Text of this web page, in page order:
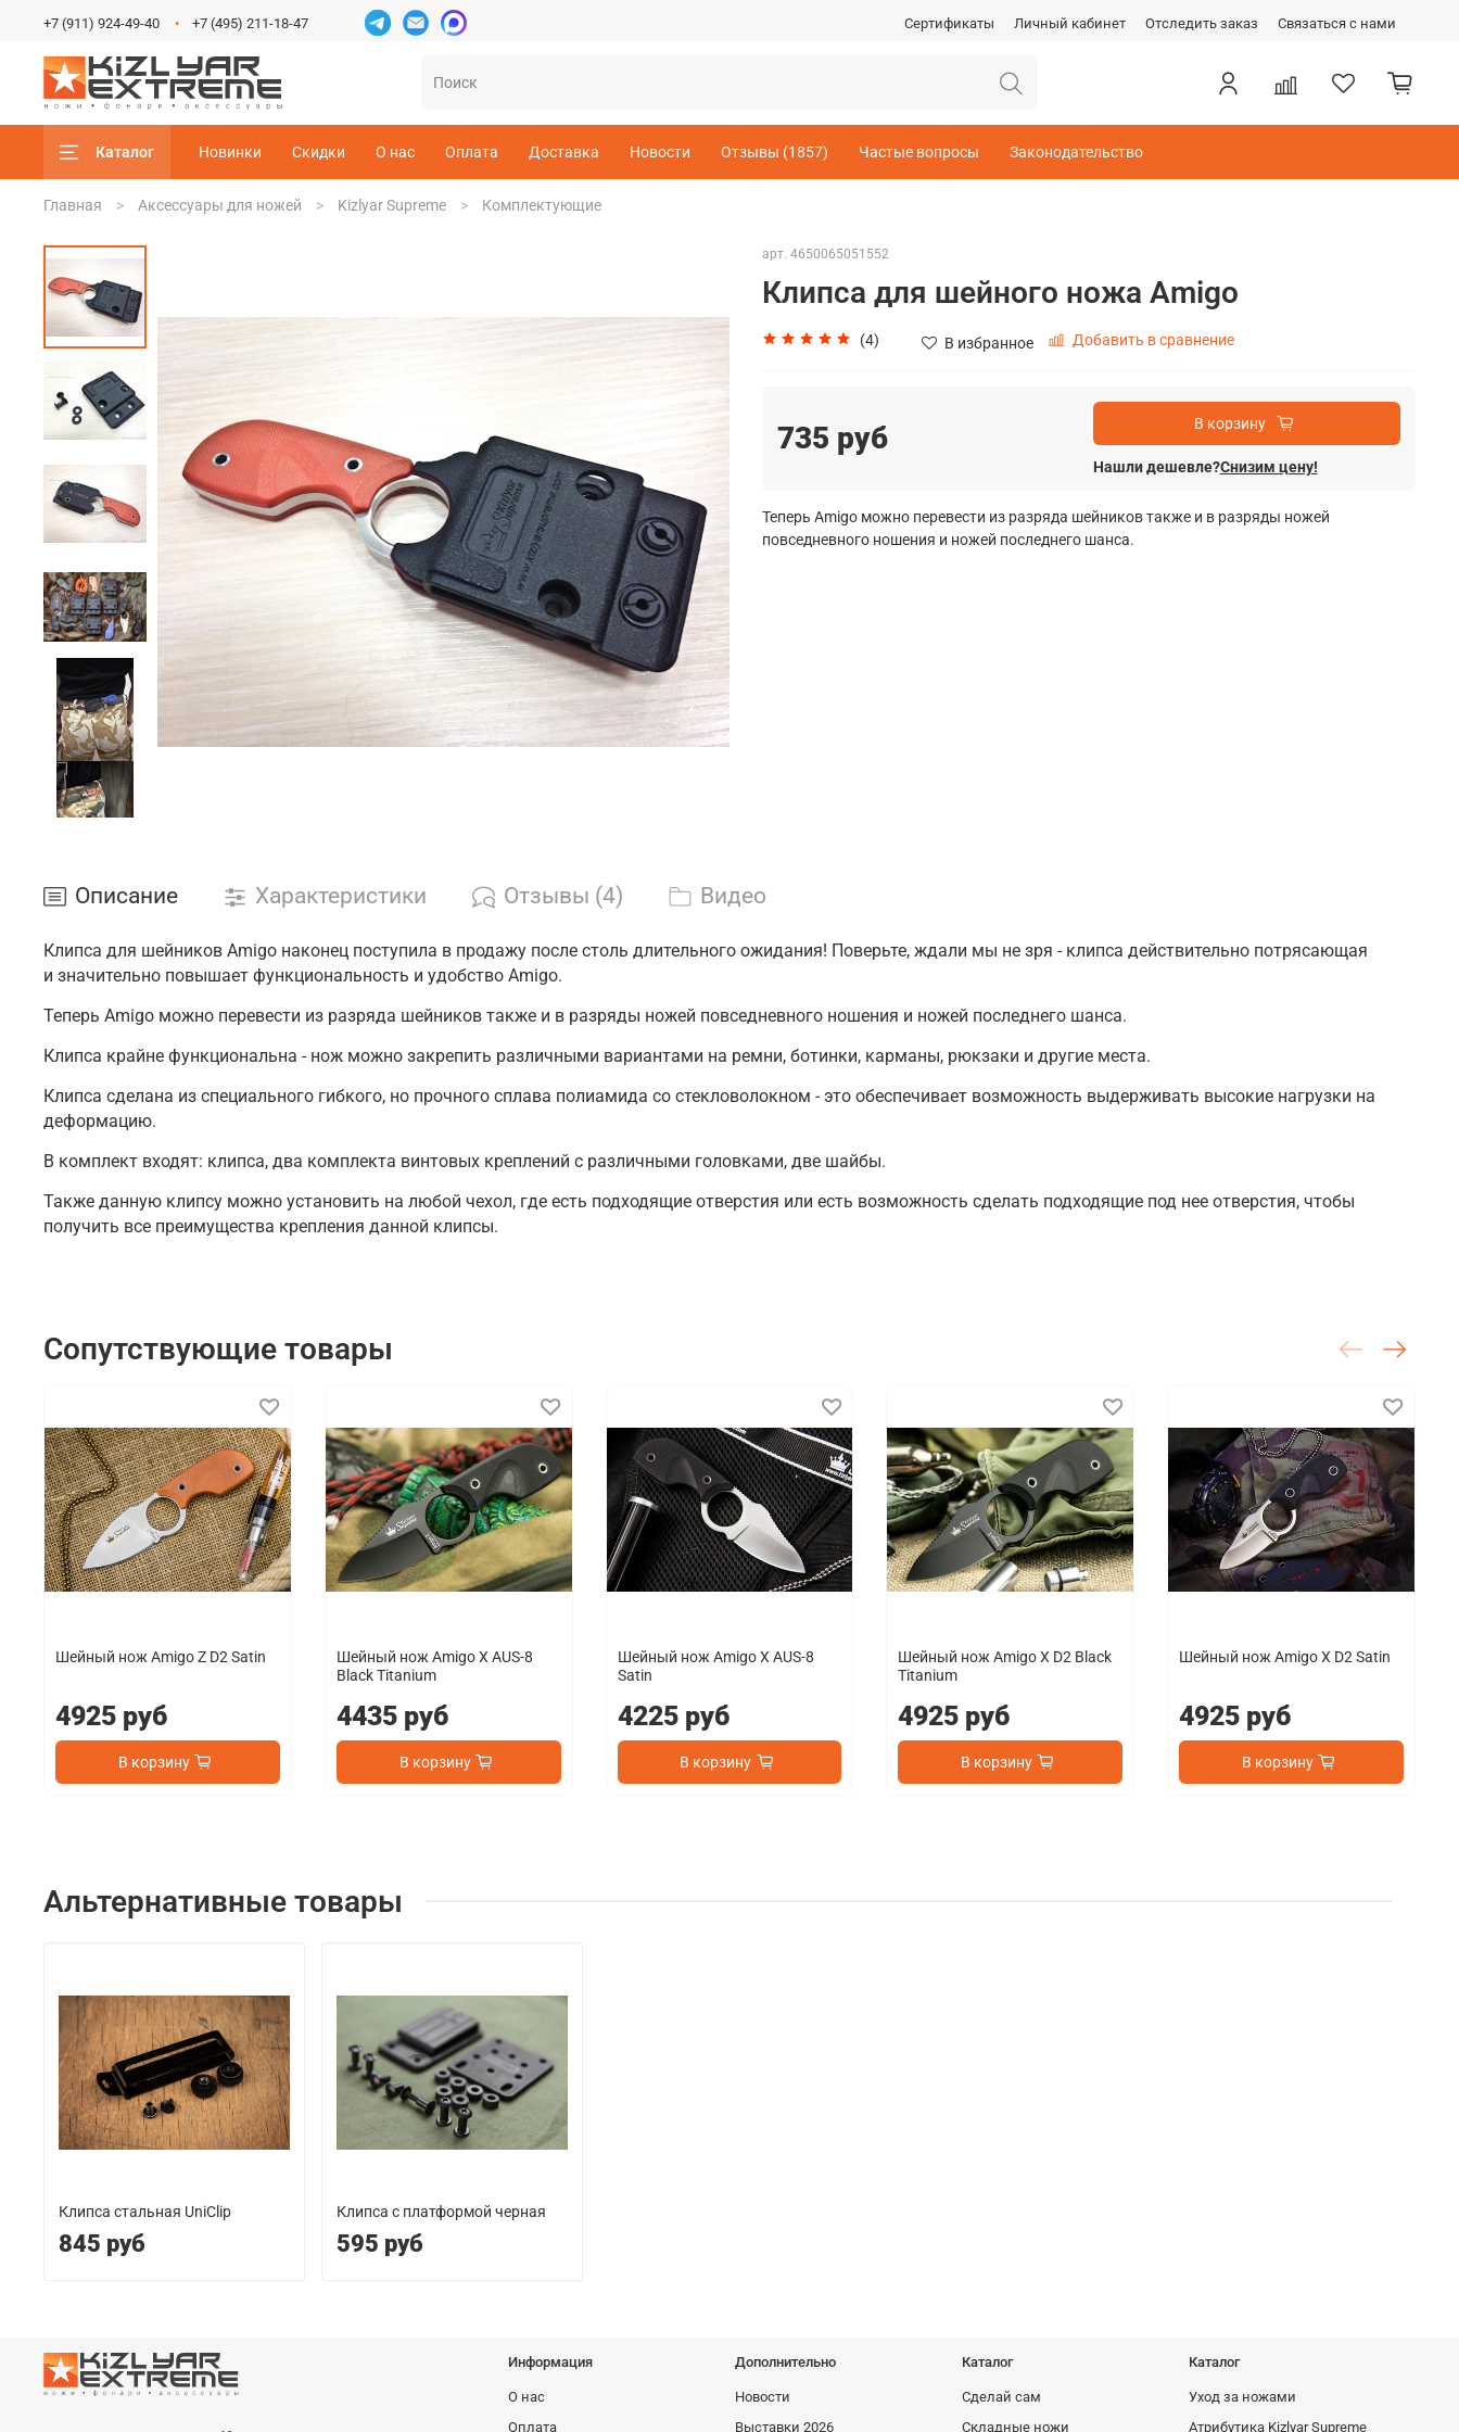
Сертификаты Личный кабинет Отследить заказ Связаться с нами
+7 (911) 924-49-40 +7 (495) 211-18-47
Каталог Новинки Скидки О нас Оплата Доставка Новости Отзывы (1857) Частые вопросы Законодательство
Главная Аксессуары для ножей Kizlyar Supreme Комплектующие
арт. 4650065051552
Клипса для шейного ножа Amigo
(4) В избранное Добавить в сравнение
735 руб В корзину
Нашли дешевле?Снизим цену!
Теперь Amigo можно перевести из разряда шейников также и в разряды ножей
повседневного ношения и ножей последнего шанса.
Описание Характеристики Отзывы (4) Видео
Клипса для шейников Amigo наконец поступила в продажу после столь длительного ожидания! Поверьте, ждали мы не зря - клипса действительно потрясающая
и значительно повышает функциональность и удобство Amigo.
Теперь Amigo можно перевести из разряда шейников также и в разряды ножей повседневного ношения и ножей последнего шанса.
Клипса крайне функциональна - нож можно закрепить различными вариантами на ремни, ботинки, карманы, рюкзаки и другие места.
Клипса сделана из специального гибкого, но прочного сплава полиамида со стекловолокном - это обеспечивает возможность выдерживать высокие нагрузки на
деформацию.
В комплект входят: клипса, два комплекта винтовых креплений с различными головками, две шайбы.
Также данную клипсу можно установить на любой чехол, где есть подходящие отверстия или есть возможность сделать подходящие под нее отверстия, чтобы
получить все преимущества крепления данной клипсы.
Сопутствующие товары
Шейный нож Amigo Z D2 Satin
4925 руб
В корзину
Шейный нож Amigo X AUS-8
Black Titanium
4435 руб
В корзину
Шейный нож Amigo X AUS-8
Satin
4225 руб
В корзину
Шейный нож Amigo X D2 Black
Titanium
4925 руб
В корзину
Шейный нож Amigo X D2 Satin
4925 руб
В корзину
Альтернативные товары
Клипса стальная UniClip
845 руб
Клипса с платформой черная
595 руб
Информация
О нас
Оплата
Дополнительно
Новости
Выставки 2026
Каталог
Сделай сам
Складные ножи
Каталог
Уход за ножами
Атрибутика Kizlyar Supreme